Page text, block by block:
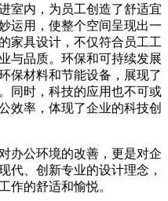
室内，为员工创造了舒适宜
运用，使整个空间呈现出一
家具设计，不仅符合员工工
与品质。环保和可持续发展
保材料和节能设备，展现了
同时，科技的应用也不可或
效率，体现了企业的科技创
办公环境的改善，更是对企
代、创新专业的设计理念，
作的舒适和愉悦。